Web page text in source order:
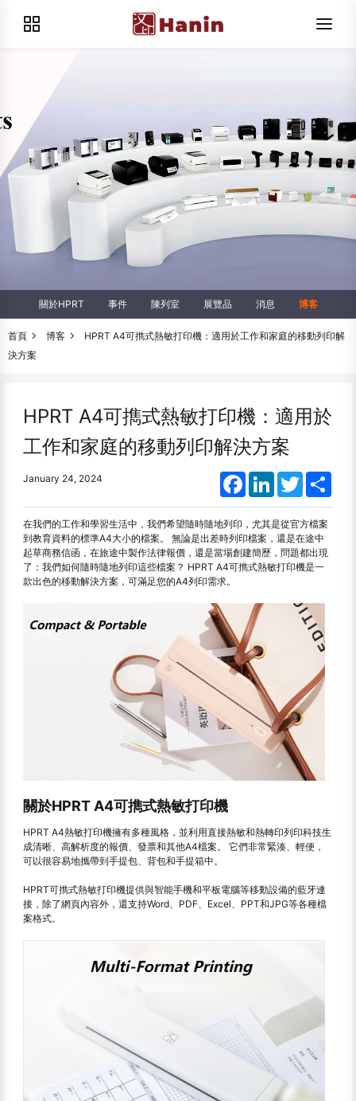
關於HPRT 事件 陳列室 展覽品 消息 博客
首頁 博客
HPRT A4可擕式熱敏打印機：適用於工作和家庭的移動列印解
決方案
HPRT A4可擕式熱敏打印機：適用於
工作和家庭的移動列印解決方案
January 24, 2024 FacebookLinkedInTwitter
在我們的工作和學習生活中，我們希望隨時隨地列印，尤其是從官方檔案
到教育資料的標準A4大小的檔案。 無論是出差時列印檔案，還是在途中
起草商務信函，在旅途中製作法律報價，還是當場創建簡歷，問題都出現
了：我們如何隨時隨地列印這些檔案？ HPRT A4可擕式熱敏打印機是一
款出色的移動解決方案，可滿足您的A4列印需求。
關於HPRT A4可擕式熱敏打印機
HPRT A4熱敏打印機擁有多種風格，並利用直接熱敏和熱轉印列印科技生
成清晰、高解析度的報價、發票和其他A4檔案。 它們非常緊湊、輕便，
可以很容易地攜帶到手提包、背包和手提箱中。
HPRT可擕式熱敏打印機提供與智能手機和平板電腦等移動設備的藍牙連
接，除了網頁內容外，還支持Word、PDF、Excel、PPT和JPG等各種檔
案格式。